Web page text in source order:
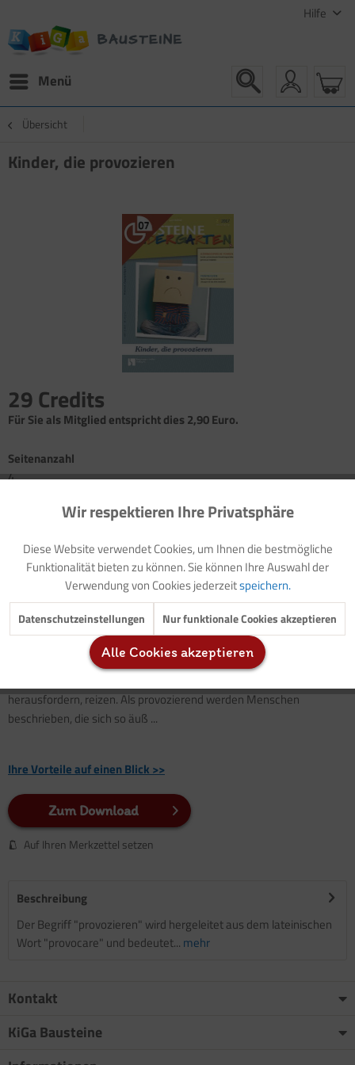
Hilfe
Menü
Übersicht
Kinder, die provozieren
29 Credits
Für Sie als Mitglied entspricht dies 2,90 Euro.
Seitenanzahl
4
Vorwort/Modellziele
Hintergrundinformation: Kinder, die provozieren
Das könnte helfen: Drei Beispiele
Was könnte hinter dem provozierenden Verhalten stecken?
Impulse für ein Elterngespräch
Therapieansätze: Soziales Kompetenztraining/Kunsttherapie
Der Begriff "provozieren" wird hergeleitet aus dem lateinischen
herausfordern, reizen. Als provozierend werden Menschen
beschrieben, die sich so äuß ...
Ihre Vorteile auf einen Blick >>
Zum Download
Auf Ihren Merkzettel setzen
Beschreibung
Der Begriff "provozieren" wird hergeleitet aus dem lateinischen
Wort "provocare" und bedeutet... mehr
Kontakt
KiGa Bausteine
Funktionale Aktiv
Marketing Inaktiv
Tracking Inaktiv
Inaktiv
Wir respektieren Ihre Privatsphäre
Diese Website verwendet Cookies, um Ihnen die bestmögliche
Funktionalität bieten zu können. Sie können Ihre Auswahl der
Verwendung von Cookies jederzeitspeichern.
Datenschutzeinstellungen Nur funktionale Cookies akzeptieren
Alle Cookies akzeptieren